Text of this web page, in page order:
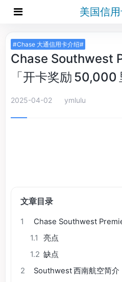
美国信用
#Chase 大通信用卡介绍#
Chase Southwest
「开卡奖励 50,000
2025-04-02 ymlulu
文章目录
1
Chase Southwest
1.1
亮点
1.2 缺点
2
Southwest 西南航空简介